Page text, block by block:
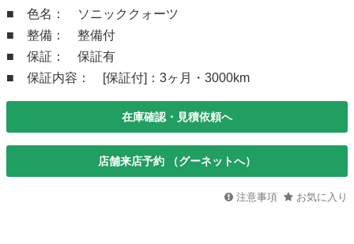
■ 色名： ソニッククォーツ
■ 整備： 整備付
■ 保証： 保証有
■ 保証内容： [保証付]：3ヶ月・3000km
在庫確認・見積依頼へ
店舗来店予約 （グーネットへ）
注意事項 お気に入り